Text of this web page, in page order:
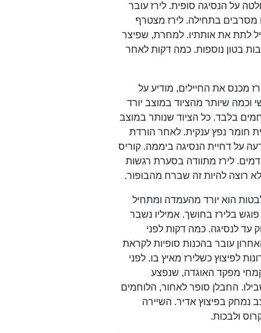
על הנסיגה סופית. לירז עובר
מסרבים בתחילה. לירז מצטרף
לתת את אותתיו. למחרת, שפיצר
בטון נוספות. כמה דקות לאחר
מכנס את החיילים, מודיע על
וכמה שיותר מהציוד במוצב יורד
האחרונה יחד עם כל החיילים תומכי הלחימה כאשר במוצב נותרים 12 לוחמים בלבד. כל הציוד שנותר במוצב
חומר נפץ ענקית. לאחר הורדת
על דחיית הנסיגה ביממה. קוריס
לירז מתוודה בסערת רגשות
רוצה להיות זה שברח מהבופור.
הוא יורד מהעמדה ומתחיל
בלירז בחושך. אמיליו נשבר
עד לנסיגה. כמה דקות לפני
עובר בהכנות סופיות לקראת
לפיצוץ כשלירז מאיץ בו. לפני
מפקד האוגדה, שנפצע
החבלן סופר לאחור, הלוחמים
בפיצוץ אדיר. השיירה
ולבכות.